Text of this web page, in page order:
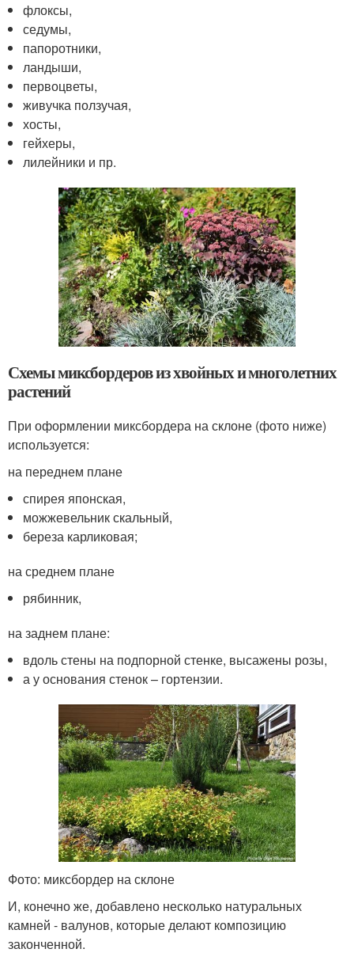
флоксы,
седумы,
папоротники,
ландыши,
первоцветы,
живучка ползучая,
хосты,
гейхеры,
лилейники и пр.
Схемы миксбордеров из хвойных и многолетних
растений
При оформлении миксбордера на склоне (фото ниже)
используется:
на переднем плане
спирея японская,
можжевельник скальный,
береза карликовая;
на среднем плане
рябинник,
на заднем плане:
вдоль стены на подпорной стенке, высажены розы,
а у основания стенок – гортензии.
Фото: миксбордер на склоне
И, конечно же, добавлено несколько натуральных
камней - валунов, которые делают композицию
законченной.